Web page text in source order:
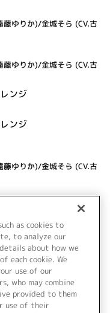
藤ゆりか)/金城そら (CV.古
藤ゆりか)/金城そら (CV.古
ンジ
ンジ
藤ゆりか)/金城そら (CV.古
レンジ
as cookies to
to analyze our
about how we
each cookie. We
use of our
who may combine
provided to them
use of their